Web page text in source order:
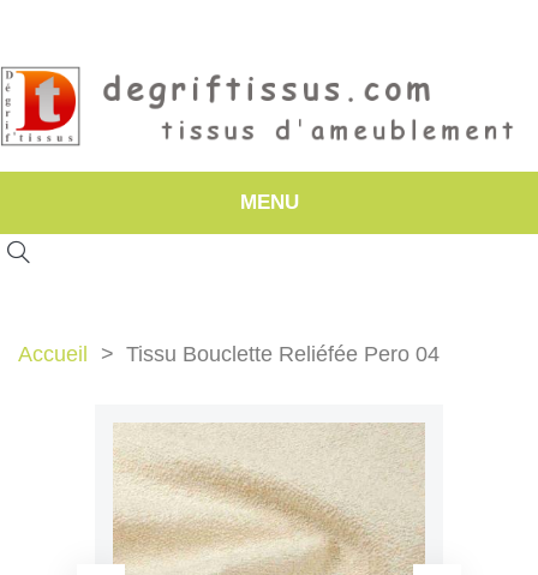
MENU
Accueil Tissu Bouclette Reliéfée Pero 04